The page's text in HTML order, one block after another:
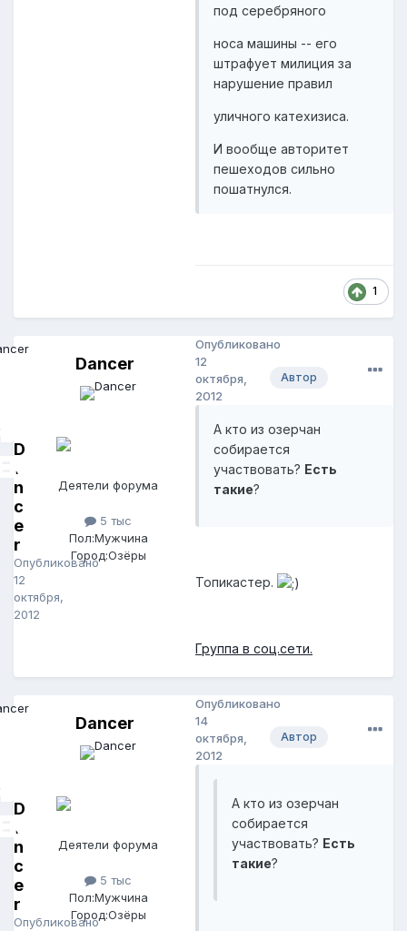
под серебряного
носа машины -- его
штрафует милиция за
нарушение правил
уличного катехизиса.
И вообще авторитет
пешеходов сильно
пошатнулся.
1
D
a
n
c
e
r
Опубликовано
12
октября,
2012
Dancer
Деятели форума
5 тыс
Пол:Мужчина
Город:Озёры
Автор
Опубликовано
12
октября,
2012
А кто из озерчан
собирается
участвовать? Есть
такие?
Топикастер.
Группа в соц.сети.
D
a
n
c
e
r
Опубликовано
Dancer
Деятели форума
5 тыс
Пол:Мужчина
Город:Озёры
Автор
Опубликовано
14
октября,
2012
А кто из озерчан
собирается
участвовать? Есть
такие?